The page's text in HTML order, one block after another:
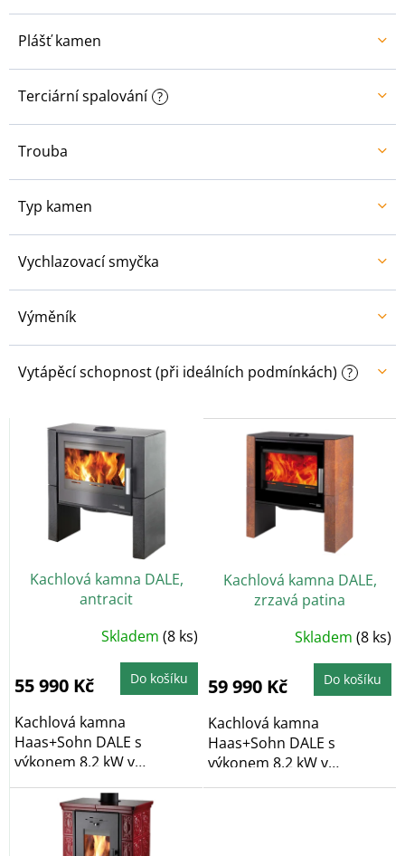
Plášť kamen
Terciární spalování ?
Trouba
Typ kamen
Vychlazovací smyčka
Výměník
Vytápěcí schopnost (při ideálních podmínkách) ?
V
Kachlová kamna DALE,
antracit
Skladem (8 ks)
55 990 Kč Do košíku
Kachlová kamna
Haas+Sohn DALE s
výkonem 8,2 kW v
metalickým...
Kachlová kamna DALE,
zrzavá patina
Skladem (8 ks)
59 990 Kč Do košíku
Kachlová kamna
Haas+Sohn DALE s
výkonem 8,2 kW v
antracitové barvě s